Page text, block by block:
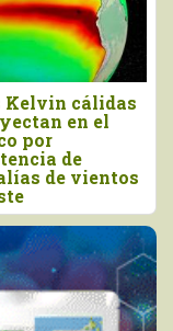
el
“El
del